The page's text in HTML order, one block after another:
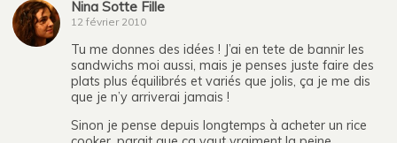
Nina Sotte Fille
12 février 2010
Tu me donnes des idées ! J’ai en tete de bannir les
sandwichs moi aussi, mais je penses juste faire des
plats plus équilibrés et variés que jolis, ça je me dis
que je n’y arriverai jamais !
Sinon je pense depuis longtemps à acheter un rice